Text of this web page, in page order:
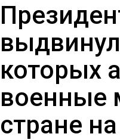
которых
военные
стране